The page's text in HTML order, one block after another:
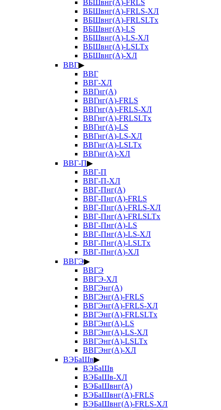
ВБШвнг(А)-FRLS
ВБШвнг(А)-FRLS-ХЛ
ВБШвнг(А)-FRLSLTx
ВБШвнг(А)-LS
ВБШвнг(А)-LS-ХЛ
ВБШвнг(А)-LSLTx
ВБШвнг(А)-ХЛ
ВВГ▶
ВВГ
ВВГ-ХЛ
ВВГнг(А)
ВВГнг(А)-FRLS
ВВГнг(А)-FRLS-ХЛ
ВВГнг(А)-FRLSLTx
ВВГнг(А)-LS
ВВГнг(А)-LS-ХЛ
ВВГнг(А)-LSLTx
ВВГнг(А)-ХЛ
ВВГ-П▶
ВВГ-П
ВВГ-П-ХЛ
ВВГ-Пнг(А)
ВВГ-Пнг(А)-FRLS
ВВГ-Пнг(А)-FRLS-ХЛ
ВВГ-Пнг(А)-FRLSLTx
ВВГ-Пнг(А)-LS
ВВГ-Пнг(А)-LS-ХЛ
ВВГ-Пнг(А)-LSLTx
ВВГ-Пнг(А)-ХЛ
ВВГЭ▶
ВВГЭ
ВВГЭ-ХЛ
ВВГЭнг(А)
ВВГЭнг(А)-FRLS
ВВГЭнг(А)-FRLS-ХЛ
ВВГЭнг(А)-FRLSLTx
ВВГЭнг(А)-LS
ВВГЭнг(А)-LS-ХЛ
ВВГЭнг(А)-LSLTx
ВВГЭнг(А)-ХЛ
ВЭБаШв▶
ВЭБаШв
ВЭБаШв-ХЛ
ВЭБаШвнг(А)
ВЭБаШвнг(А)-FRLS
ВЭБаШвнг(А)-FRLS-ХЛ